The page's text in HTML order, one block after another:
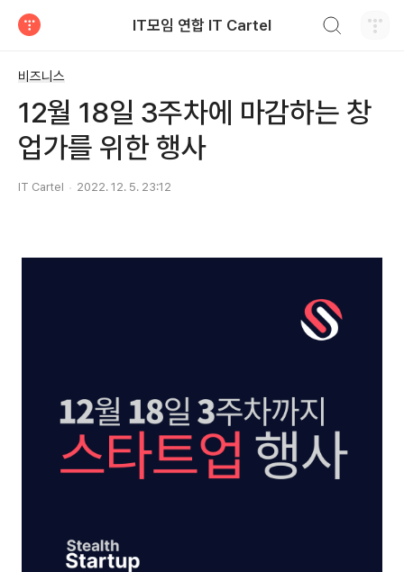
IT모임 연합 IT Cartel
비즈니스
12월 18일 3주차에 마감하는 창
업가를 위한 행사
IT Cartel 2022. 12. 5. 23:12